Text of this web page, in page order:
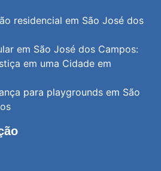
residencial em São José dos
em São José dos Campos:
em uma Cidade em
para playgrounds em São